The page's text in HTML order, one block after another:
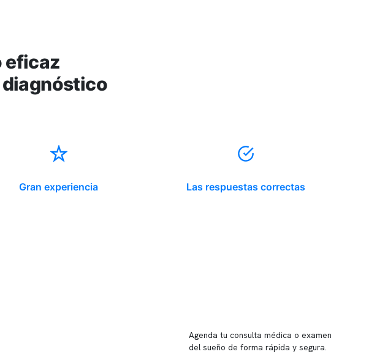
eficaz
diagnóstico
Gran experiencia Las respuestas correctas
Agenda tu consulta médica o examen
del sueño de forma rápida y segura.